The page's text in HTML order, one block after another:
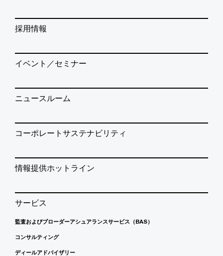
採用情報
イベント／セミナー
ニュースルーム
コーポレートサステナビリティ
情報提供ホットライン
サービス
監査およびブローダーアシュアランスサービス（BAS）
コンサルティング
ディールアドバイザリー